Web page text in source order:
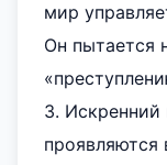
мир
Он пытается
3. Искренний
проявляются